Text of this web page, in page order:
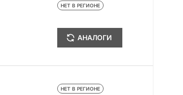
НЕТ В РЕГИОНЕ
АНАЛОГИ
НЕТ В РЕГИОНЕ